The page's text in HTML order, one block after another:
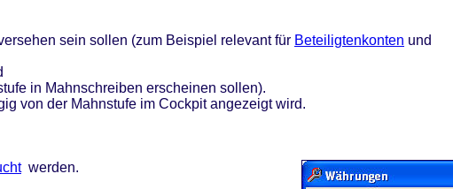
sein sollen (zum Beispiel relevant für Beteiligtenkonten und
in Mahnschreiben erscheinen sollen).
von der Mahnstufe im Cockpit angezeigt wird.
werden.